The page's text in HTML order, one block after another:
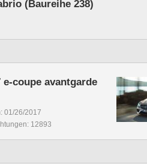
(Baureihe 238)
e-coupe avantgarde
01/26/2017
12893